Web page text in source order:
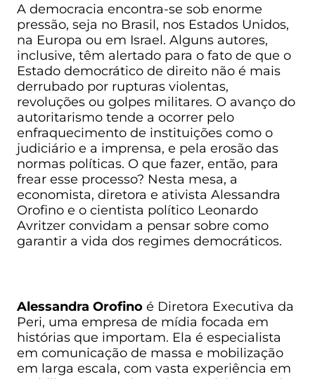
A democracia encontra-se sob enorme
pressão, seja no Brasil, nos Estados Unidos,
na Europa ou em Israel. Alguns autores,
inclusive, têm alertado para o fato de que o
Estado democrático de direito não é mais
derrubado por rupturas violentas,
revoluções ou golpes militares. O avanço do
autoritarismo tende a ocorrer pelo
enfraquecimento de instituições como o
judiciário e a imprensa, e pela erosão das
normas políticas. O que fazer, então, para
frear esse processo? Nesta mesa, a
economista, diretora e ativista Alessandra
Orofino e o cientista político Leonardo
Avritzer convidam a pensar sobre como
garantir a vida dos regimes democráticos.
Alessandra Orofinoé Diretora Executiva da
Peri, uma empresa de mídia focada em
histórias que importam. Ela é especialista
em comunicação de massa e mobilização
em larga escala, com vasta experiência em